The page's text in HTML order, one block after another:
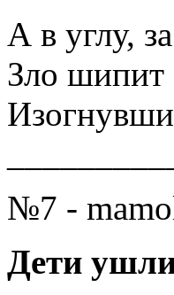
А в углу,
Зло шипит
№7 -
Дети